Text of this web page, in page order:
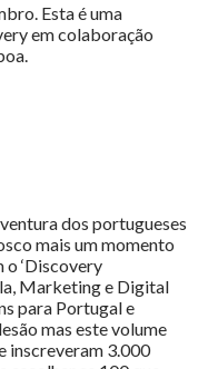
Esta é uma
em colaboração
dos portugueses
mais um momento
o ‘Discovery
Marketing e Digital
para Portugal e
mas este volume
inscreveram 3.000